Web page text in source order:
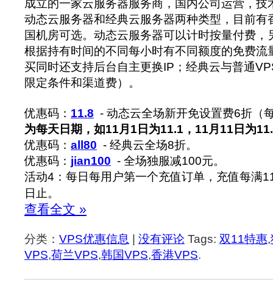
成立的一家云服务器服务商，国内公司运营，技
动态云服务器和经典云服务器两种类型，目前有
国机房可选。动态云服务器可以计时按量付费，
根据持有时间的不同每小时有不同额度的免费流
买同时还支持后台自主更换IP；经典云与普通
限定条件和渠道费）。
优惠码： 11.8 - 动态云全场新开免设置费6折（
为每天日期，如11月1日为11.1，11月11日为
优惠码： all80 - 经典云全场8折。
优惠码： jian100 - 全场独服减100元。
活动4：每日每用户第一个充值订单，充值每满
日止。
查看全文 »
分类： VPS优惠信息 没有评论 Tags: 双11特惠,
VPS,荷兰VPS,韩国VPS,香港VPS.